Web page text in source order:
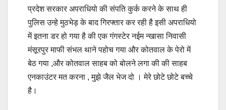
प्रदेश सरकार अपराधियो की संपति कुर्क करने के साथ ही
पुलिस उन्हे मुठभेड़ के बाद गिरफ्तार कर रही है इसी अपराधियो
में इतना डर हो गया है की एक गंगस्टेर नईम न्खासा निवासी
मंसूरपुर माफी संभल थाने पहोच गया और कोतवाल के पेरो में
बेठ गया ,और कोतवाल साहब को बोलने लगा की की साहब
एनकाउंटर मत करना , मुझे जैल भेज दो । मेरे छोटे छोटे बच्चे
है।